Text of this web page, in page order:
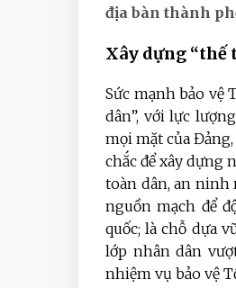
địa bàn thành
Xây dựng “thế
Sức mạnh bảo vệ
dân”, với lực
mọi mặt của
chắc để xây dựng
toàn dân, an ninh
nguồn mạch để
quốc; là chỗ dựa
lớp nhân dân
nhiệm vụ bảo vệ